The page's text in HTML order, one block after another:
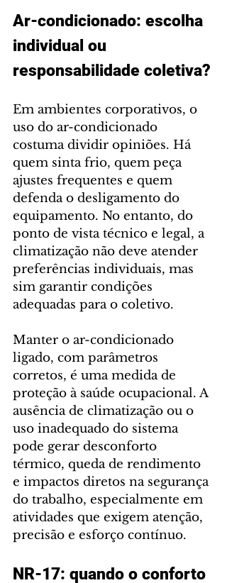
Ar-condicionado: escolha
individual ou
responsabilidade coletiva?
Em ambientes corporativos, o
uso do ar-condicionado
costuma dividir opiniões. Há
quem sinta frio, quem peça
ajustes frequentes e quem
defenda o desligamento do
equipamento. No entanto, do
ponto de vista técnico e legal, a
climatização não deve atender
preferências individuais, mas
sim garantir condições
adequadas para o coletivo.
Manter o ar-condicionado
ligado, com parâmetros
corretos, é uma medida de
proteção à saúde ocupacional. A
ausência de climatização ou o
uso inadequado do sistema
pode gerar desconforto
térmico, queda de rendimento
e impactos diretos na segurança
do trabalho, especialmente em
atividades que exigem atenção,
precisão e esforço contínuo.
NR-17: quando o conforto